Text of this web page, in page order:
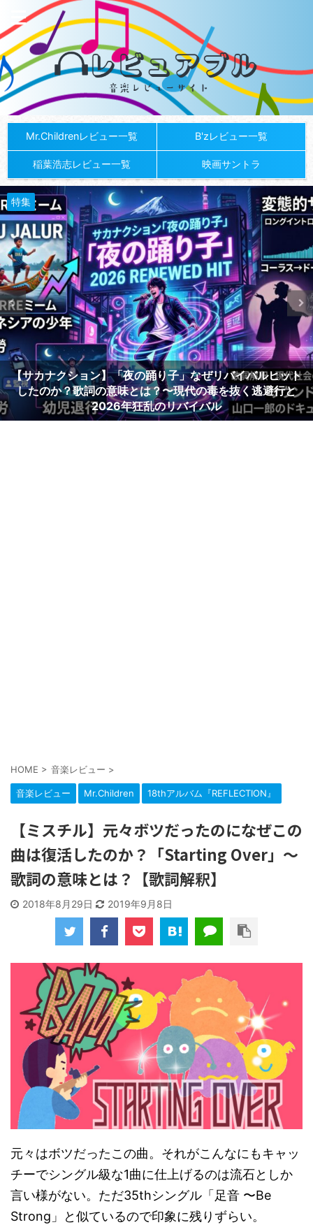
Mr.Childrenレビュー一覧 B'zレビュー一覧
稲葉浩志レビュー一覧 映画サントラ
特集
【サカナクション】「夜の踊り子」なぜリバイバルヒット
したのか？歌詞の意味とは？〜現代の毒を抜く逃避行と
2026年狂乱のリバイバル
HOME > 音楽レビュー >
音楽レビュー Mr.Children 18thアルバム『REFLECTION』
【ミスチル】元々ボツだったのになぜこの
曲は復活したのか？「Starting Over」～
歌詞の意味とは？【歌詞解釈】
2018年8月29日 2019年9月8日
元々はボツだったこの曲。それがこんなにもキャッ
チーでシングル級な1曲に仕上げるのは流石としか
言い様がない。ただ35thシングル「足音 〜Be
Strong」と似ているので印象に残りずらい。